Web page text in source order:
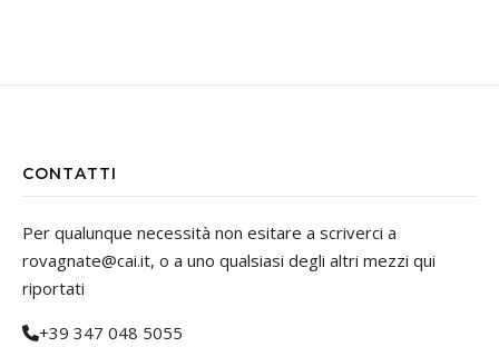
CONTATTI
Per qualunque necessità non esitare a scriverci a
rovagnate@cai.it, o a uno qualsiasi degli altri mezzi qui
riportati
+39 347 048 5055